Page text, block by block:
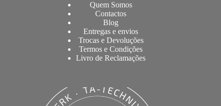
Quem Somos
Contactos
Blog
Entregas e envios
Trocas e Devoluções
Termos e Condições
Livro de Reclamações